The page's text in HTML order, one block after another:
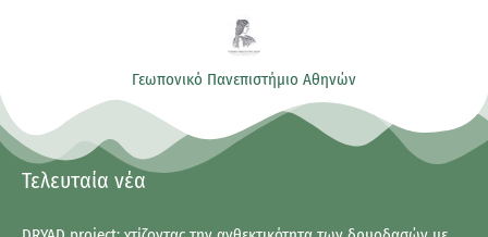
Γεωπονικό Πανεπιστήμιο Αθηνών
Τελευταία νέα